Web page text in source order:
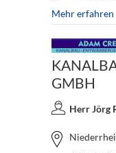
Mehr erfahren
GMBH
Herr Jörg